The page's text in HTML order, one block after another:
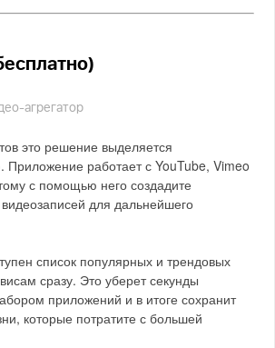
агрегатор
это решение выделяется
Приложение работает с YouTube, Vimeo
с помощью него создадите
для дальнейшего
список популярных и трендовых
сразу. Это уберет секунды
приложений и в итоге сохранит
которые потратите с большей